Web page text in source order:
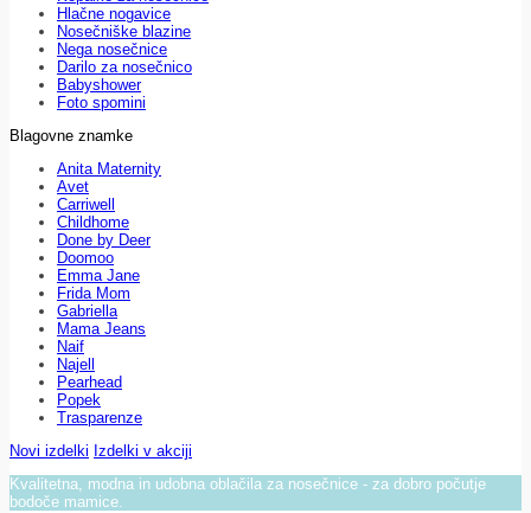
Hlačne nogavice
Nosečniške blazine
Nega nosečnice
Darilo za nosečnico
Babyshower
Foto spomini
Blagovne znamke
Anita Maternity
Avet
Carriwell
Childhome
Done by Deer
Doomoo
Emma Jane
Frida Mom
Gabriella
Mama Jeans
Naif
Najell
Pearhead
Popek
Trasparenze
Novi izdelki Izdelki v akciji
Kvalitetna, modna in udobna oblačila za nosečnice - za dobro počutje
bodoče mamice.